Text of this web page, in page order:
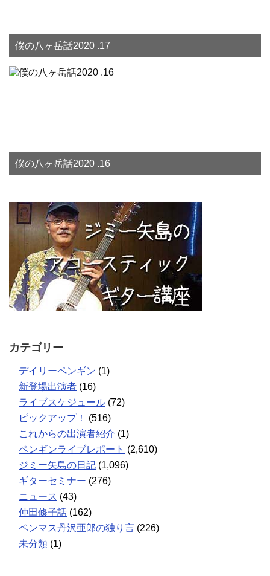
僕の八ヶ岳話2020 .17
僕の八ヶ岳話2020 .16
カテゴリー
デイリーペンギン (1)
新登場出演者 (16)
ライブスケジュール (72)
ピックアップ！
(516)
これからの出演者紹介 (1)
ペンギンライブレポート (2,610)
ジミー矢島の日記 (1,096)
ギターセミナー (276)
ニュース (43)
仲田修子話 (162)
ペンマス丹沢亜郎の独り言 (226)
未分類 (1)